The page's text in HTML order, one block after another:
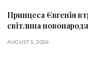
Принцеса Євгенія
світлина
AUGUST 5, 2026